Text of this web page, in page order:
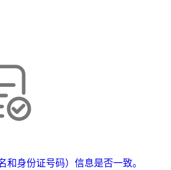
和身份证号码）信息是否一致。